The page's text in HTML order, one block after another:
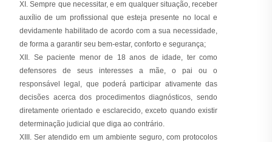
XI. Sempre que necessitar, e em qualquer situação, receber
auxílio de um profissional que esteja presente no local e
devidamente habilitado de acordo com a sua necessidade,
de forma a garantir seu bem-estar, conforto e segurança;
XII. Se paciente menor de 18 anos de idade, ter como
defensores de seus interesses a mãe, o pai ou o
responsável legal, que poderá participar ativamente das
decisões acerca dos procedimentos diagnósticos, sendo
diretamente orientado e esclarecido, exceto quando existir
determinação judicial que diga ao contrário.
XIII. Ser atendido em um ambiente seguro, com protocolos